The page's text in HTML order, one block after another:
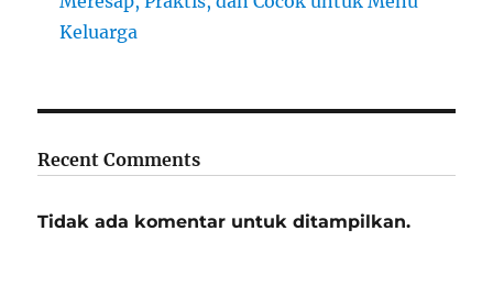
Keluarga
Recent Comments
Tidak ada komentar untuk ditampilkan.